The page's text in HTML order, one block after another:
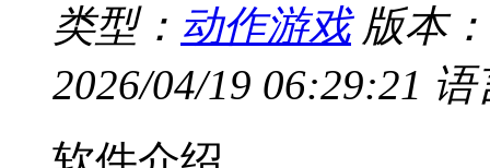
类型： 动作游戏 版本
2026/04/19 06:29:21 语